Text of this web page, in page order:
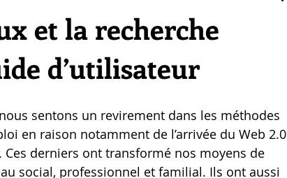
et la recherche
d’utilisateur
sentons un revirement dans les méthodes
en raison notamment de l’arrivée du Web 2.0
derniers ont transformé nos moyens de
social, professionnel et familial. Ils ont aussi